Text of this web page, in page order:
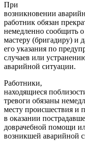
При
возникновении
работник обязан
немедленно сообщить
мастеру (бригадиру) и
его указания по
случаев или
аварийной ситуации.
Работники,
находящиеся
тревоги обязаны
месту происшествия и
в оказании
доврачебной помощи
возникшей аварийной